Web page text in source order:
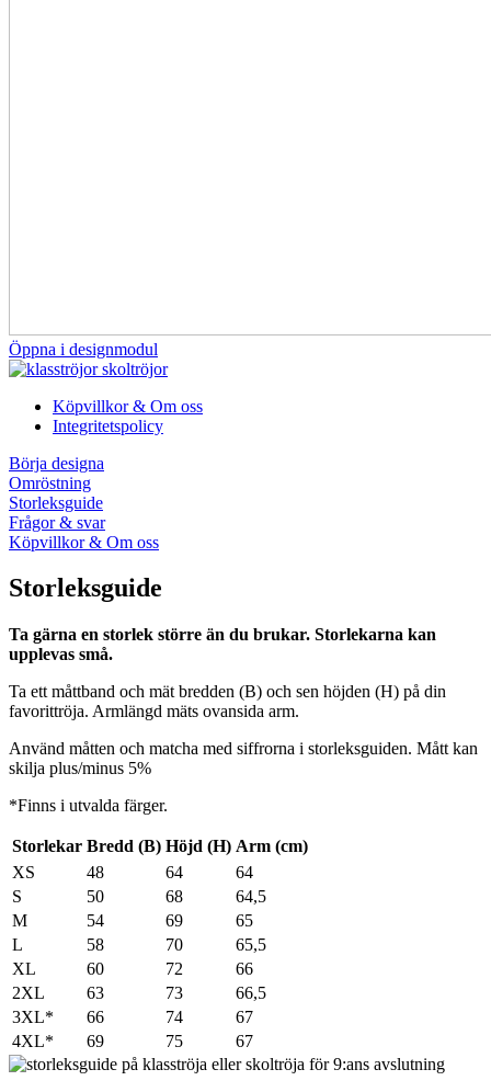
Öppna i designmodul
Köpvillkor & Om oss
Integritetspolicy
Börja designa
Omröstning
Storleksguide
Frågor & svar
Köpvillkor & Om oss
Storleksguide
Ta gärna en storlek större än du brukar. Storlekarna kan
upplevas små.
Ta ett måttband och mät bredden (B) och sen höjden (H) på din
favorittröja. Armlängd mäts ovansida arm.
Använd måtten och matcha med siffrorna i storleksguiden. Mått kan
skilja plus/minus 5%
*Finns i utvalda färger.
Storlekar Bredd (B) Höjd (H) Arm (cm)
XS
48 64
64
S
50 68
64,5
M
54 69
65
L
58 70
65,5
XL
60 72
66
2XL
63 73
66,5
3XL*
66 74
67
4XL*
69 75 67